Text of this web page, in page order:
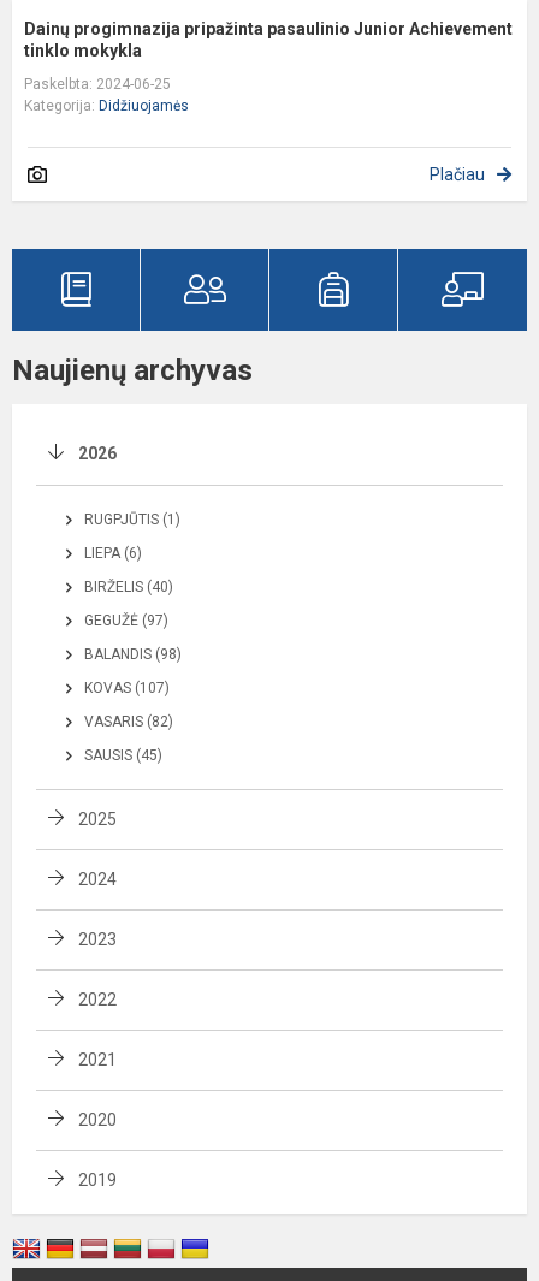
Dainų progimnazija pripažinta pasaulinio Junior Achievement
tinklo mokykla
Paskelbta: 2024-06-25
Kategorija: Didžiuojamės
Plačiau
Naujienų archyvas
2026
RUGPJŪTIS (1)
LIEPA (6)
BIRŽELIS (40)
GEGUŽĖ (97)
BALANDIS (98)
KOVAS (107)
VASARIS (82)
SAUSIS (45)
2025
2024
2023
2022
2021
2020
2019